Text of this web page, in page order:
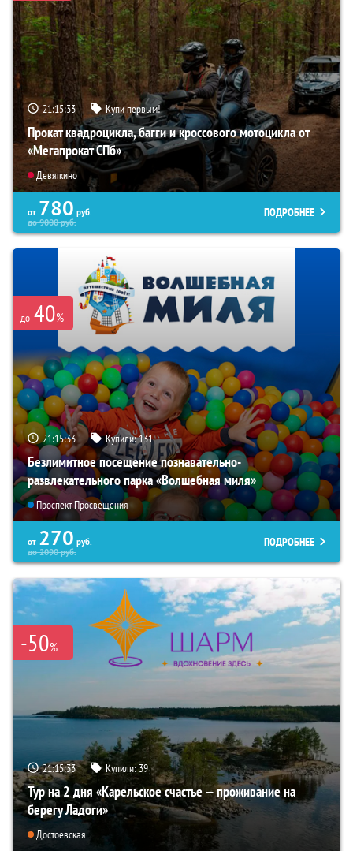
21:15:32 Купи первым!
Прокат квадроцикла, багги и кроссового мотоцикла от
«Мегапрокат СПб»
Девяткино
от 780 руб.
до9000руб.
ПОДРОБНЕЕ
до 40%
21:15:32 Купили:131
Безлимитное посещение познавательно-
развлекательного парка «Волшебная миля»
Проспект Просвещения
от 270 руб.
до2090руб.
ПОДРОБНЕЕ
-50%
21:15:32 Купили:39
Тур на 2 дня «Карельское счастье — проживание на
берегу Ладоги»
Достоевская